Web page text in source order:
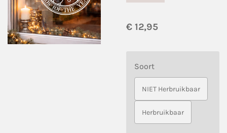
€ 12,95
Soort
NIET Herbruikbaar
Herbruikbaar